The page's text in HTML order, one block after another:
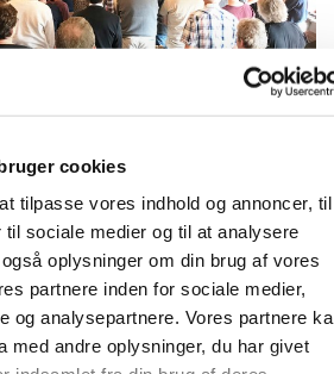
cookies
tilpasse vores indhold og annoncer, til
sociale medier og til at analysere
oplysninger om din brug af vores
partnere inden for sociale medier,
og analysepartnere. Vores partnere
med andre oplysninger, du har givet
Strandkirke
Strandkirke - en karismatisk
af Dansk Oases
kirke, hvor lovsang og forbøn er
i skøn forening med
elementer og hvor der lægges
virke. Vi har gudstjeneste om